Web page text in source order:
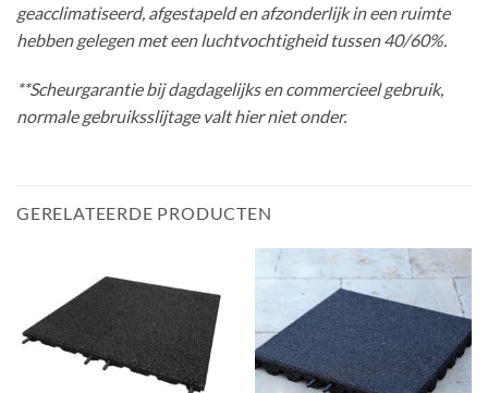
geacclimatiseerd, afgestapeld en afzonderlijk in een ruimte
hebben gelegen met een luchtvochtigheid tussen 40/60%.
**Scheurgarantie bij dagdagelijks en commercieel gebruik,
normale gebruiksslijtage valt hier niet onder.
GERELATEERDE PRODUCTEN